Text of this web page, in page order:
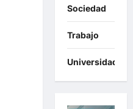
Sociedad
Trabajo
Universidades